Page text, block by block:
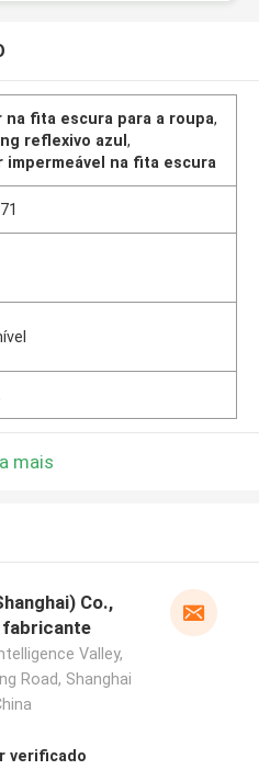
na fita escura para a roupa,
reflexivo azul,
impermeável na fita escura
mais
Co.,
Valley,
Road, Shanghai
verificado